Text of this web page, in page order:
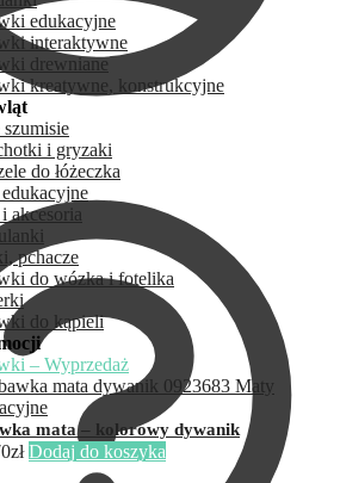
edukacyjne
interaktywne
drewniane
kreatywne, konstrukcyjne
i gryzaki
do łóżeczka
akcesoria
pchacze
do wózka i fotelika
do kąpieli
– Wyprzedaż
mata – kolorowy dywanik
zł Dodaj do koszyka